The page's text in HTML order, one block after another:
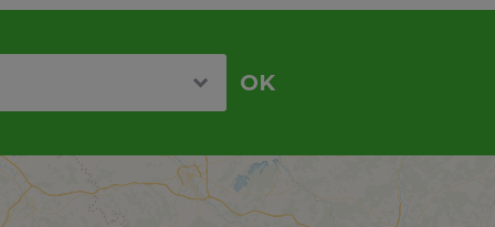
OK